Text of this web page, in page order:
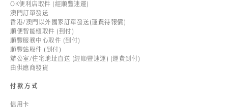
OK便利店取件 (經順豐速運)
澳門訂單發送
香港/澳門以外國家訂單發送(運費待報價)
順便智能櫃取件 (到付)
順豐服務中心取件 (到付)
順豐站取件 (到付)
辦公室/住宅地址直送 (經順豐速運) (運費到付)
由供應商發貨
付款方式
信用卡